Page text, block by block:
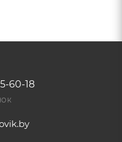
60-18